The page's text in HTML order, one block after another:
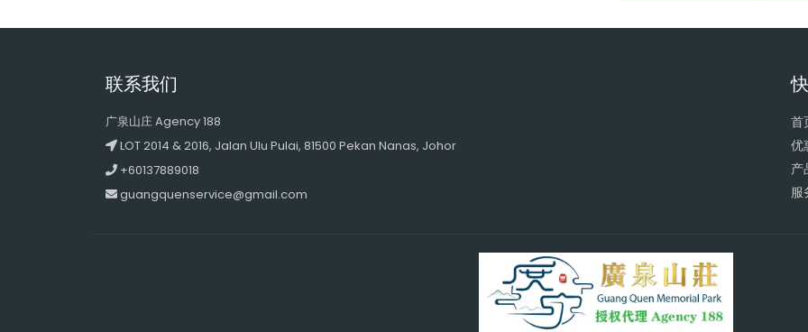
联系我们
广泉山庄 Agency 188
LOT 2014 & 2016, Jalan Ulu Pulai, 81500 Pekan Nanas, Johor
+60137889018
guangquenservice@gmail.com
首
优
产
服